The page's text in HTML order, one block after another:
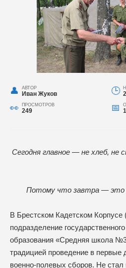
АВТОР
Иван Жуков
ПРОСМОТРОВ
249
Сегодня главное — не хлеб, не
Потому что завтра — это
В Брестском Кадетском Корпусе
подразделение
образования «Средняя школа
традицией проведение в первые
военно-полевых сборов. Не